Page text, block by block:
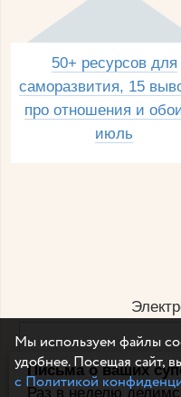
Письма о ваших
Раз в неделю
50+ ресурсов для
саморазвития, 15
про отношения и
июль
Например,
Без
Мы используем файлы
удобнее. Посещая сайт,
с Политикой